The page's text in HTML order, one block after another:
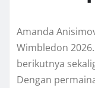
Amanda
Wimbledon
berikutnya
Dengan